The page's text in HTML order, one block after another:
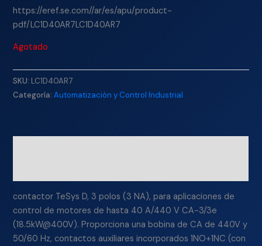
https://eref.se.com//ar/es/apu/product-
pdf/LC1D40AR7LC1D40AR7
Agotado
SKU: LC1D40AR7
Categoría:Automatización y Control Industrial
contactor TeSys D, 3 polos (3 NA), para aplicaciones de
control de motores de hasta 40 A/440 V CA-3/3e
(18.5kW@400V). Proporciona una bobina de CA de 440V y
50/60 Hz, contactos auxiliares incorporados 1NO+1NC (con